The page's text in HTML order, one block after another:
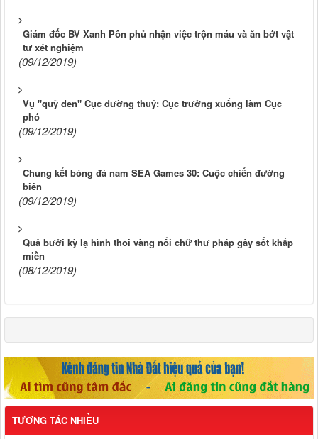
Giám đốc BV Xanh Pôn phủ nhận việc trộn máu và ăn bớt vật
tư xét nghiệm
(09/12/2019)
Vụ "quỹ đen" Cục đường thuỷ: Cục trưởng xuống làm Cục
phó
(09/12/2019)
Chung kết bóng đá nam SEA Games 30: Cuộc chiến đường
biên
(09/12/2019)
Quả bưởi kỳ lạ hình thoi vàng nổi chữ thư pháp gây sốt khắp
miền
(08/12/2019)
TƯƠNG TÁC NHIỀU